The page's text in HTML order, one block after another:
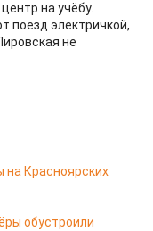
на учёбу.
поезд электричкой,
не
на Красноярских
обустроили